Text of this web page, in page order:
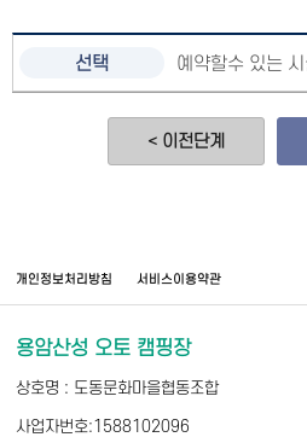
예약할수 있는
< 이전단계
개인정보처리방침 서비스이용약관
용암산성 오토 캠핑장
상호명 : 도동문화마을협동조합
사업자번호:1588102096